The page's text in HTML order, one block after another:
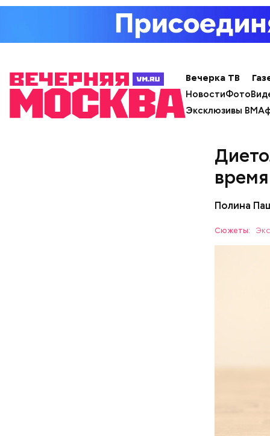
Вечерка ТВ
НовостиФото
Эксклюзивы ВМ
Полина
Сюжеты:
философ
похожа
День
День